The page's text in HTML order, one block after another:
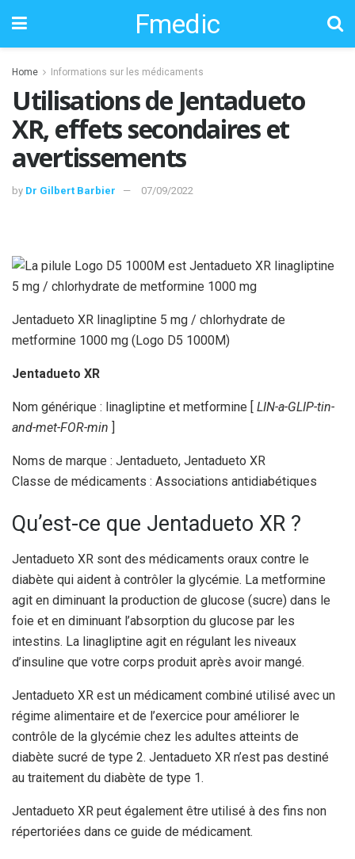
Fmedic
Home Informations sur les médicaments
Utilisations de Jentadueto
XR, effets secondaires et
avertissements
by Dr Gilbert Barbier 07/09/2022
Jentadueto XR linagliptine 5 mg / chlorhydrate de
metformine 1000 mg (Logo D5 1000M)
Jentadueto XR
Nom générique : linagliptine et metformine [ LIN-a-GLIP-tin-
and-met-FOR-min ]
Noms de marque : Jentadueto, Jentadueto XR
Classe de médicaments : Associations antidiabétiques
Qu’est-ce que Jentadueto XR ?
Jentadueto XR sont des médicaments oraux contre le
diabète qui aident à contrôler la glycémie. La metformine
agit en diminuant la production de glucose (sucre) dans le
foie et en diminuant l’absorption du glucose par les
intestins. La linagliptine agit en régulant les niveaux
d’insuline que votre corps produit après avoir mangé.
Jentadueto XR est un médicament combiné utilisé avec un
régime alimentaire et de l’exercice pour améliorer le
contrôle de la glycémie chez les adultes atteints de
diabète sucré de type 2. Jentadueto XR n’est pas destiné
au traitement du diabète de type 1.
Jentadueto XR peut également être utilisé à des fins non
répertoriées dans ce guide de médicament.